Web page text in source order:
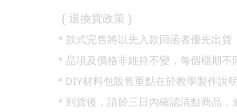
{ 退換貨政策 }
＊款式完售將以先入款回函者優先出
＊品項及價格非維持不變，每個檔期不
＊ DIY材料包販售重點在於教學製作說
＊到貨後，請於三日內確認清點商品